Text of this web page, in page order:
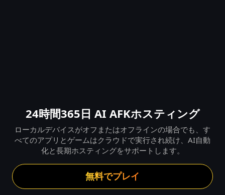
24時間365日 AI AFKホスティング
ローカルデバイスがオフまたはオフラインの場合でも、す
べてのアプリとゲームはクラウドで実行され続け、AI自動
化と長期ホスティングをサポートします。
無料でプレイ